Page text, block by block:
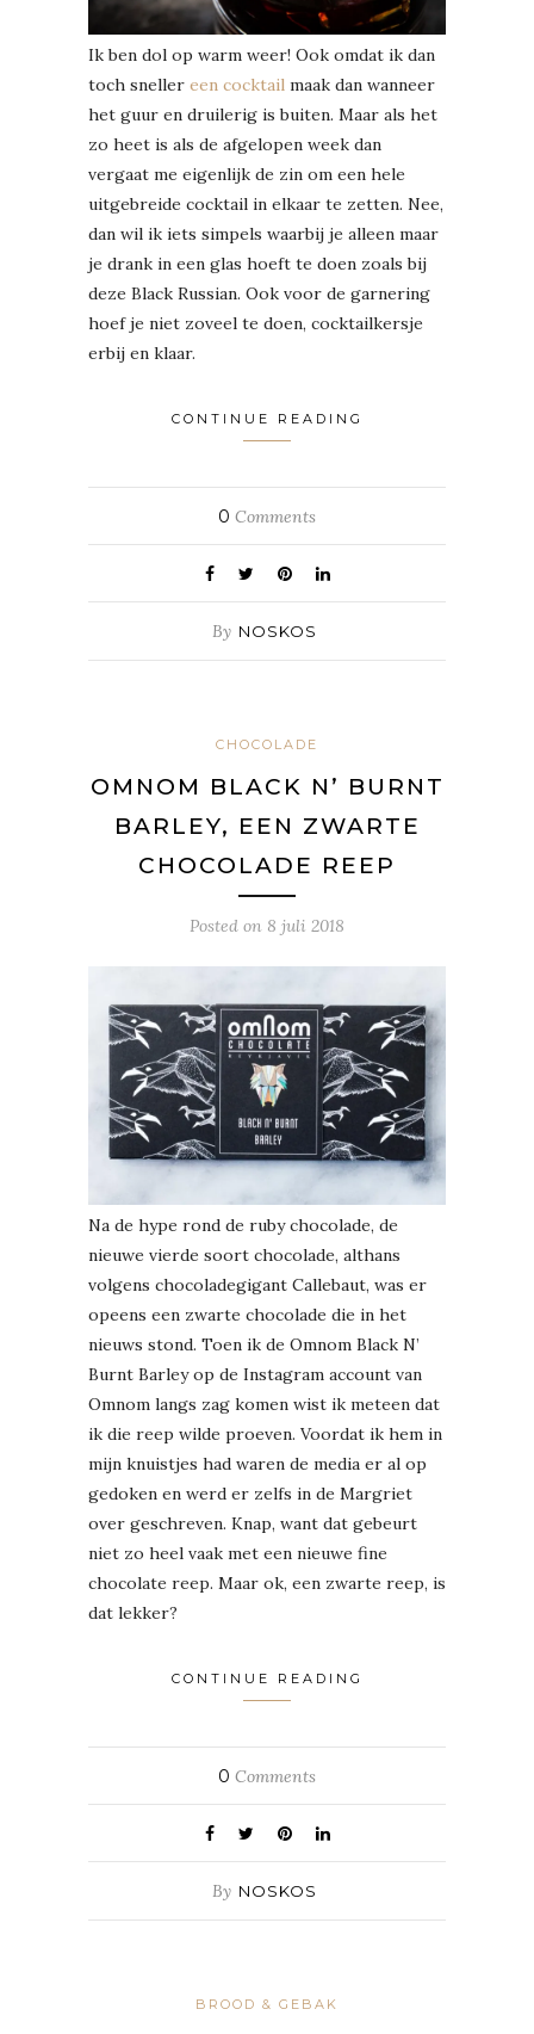
Ik ben dol op warm weer! Ook omdat ik dan
toch sneller een cocktail maak dan wanneer
het guur en druilerig is buiten. Maar als het
zo heet is als de afgelopen week dan
vergaat me eigenlijk de zin om een hele
uitgebreide cocktail in elkaar te zetten. Nee,
dan wil ik iets simpels waarbij je alleen maar
je drank in een glas hoeft te doen zoals bij
deze Black Russian. Ook voor de garnering
hoef je niet zoveel te doen, cocktailkersje
erbij en klaar.
CONTINUE READING
0 Comments
By NOSKOS
CHOCOLADE
OMNOM BLACK N’ BURNT
BARLEY, EEN ZWARTE
CHOCOLADE REEP
Posted on 8 juli 2018
Na de hype rond de ruby chocolade, de
nieuwe vierde soort chocolade, althans
volgens chocoladegigant Callebaut, was er
opeens een zwarte chocolade die in het
nieuws stond. Toen ik de Omnom Black N’
Burnt Barley op de Instagram account van
Omnom langs zag komen wist ik meteen dat
ik die reep wilde proeven. Voordat ik hem in
mijn knuistjes had waren de media er al op
gedoken en werd er zelfs in de Margriet
over geschreven. Knap, want dat gebeurt
niet zo heel vaak met een nieuwe fine
chocolate reep. Maar ok, een zwarte reep, is
dat lekker?
CONTINUE READING
0 Comments
By NOSKOS
BROOD & GEBAK